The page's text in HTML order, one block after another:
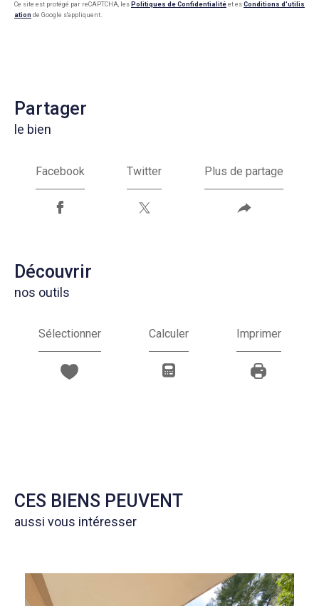
Ce site est protégé par reCAPTCHA, les Politiques de Confidentialité et es Conditions d'utilis
ation de Google s'appliquent.
partager
le bien
Facebook Twitter Plus de partage
découvrir
nos outils
Sélectionner Calculer Imprimer
CES BIENS PEUVENT
aussi vous intéresser